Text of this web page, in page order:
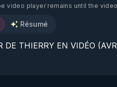
video player remains until the
Résumé
DE THIERRY EN VIDÉO